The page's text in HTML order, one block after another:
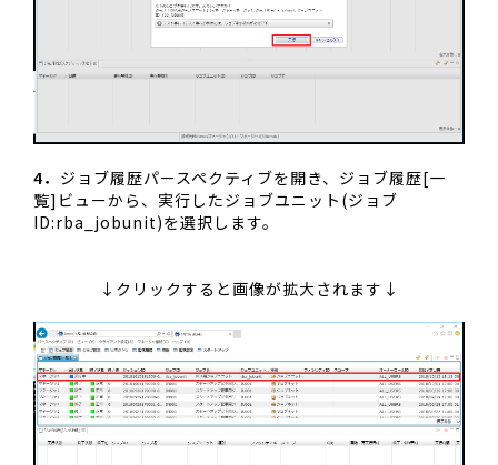
4． ジョブ履歴パースペクティブを開き、ジョブ履歴[一
覧]ビューから、実行したジョブユニット(ジョブ
ID:rba_jobunit)を選択します。
↓クリックすると画像が拡大されます↓